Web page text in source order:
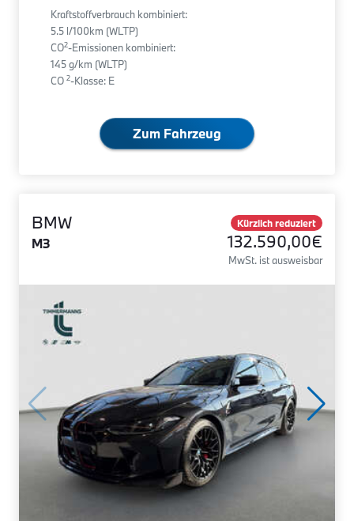
Kraftstoffverbrauch kombiniert:
5.5 l/100km (WLTP)
CO2-Emissionen kombiniert:
145 g/km (WLTP)
CO 2-Klasse: E
Zum Fahrzeug
BMW
M3
Kürzlich reduziert
132.590,00€
MwSt. ist ausweisbar